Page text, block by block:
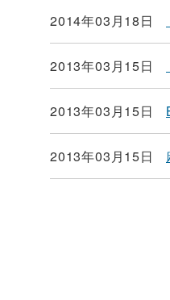
2014年03月18日
2013年03月15日
2013年03月15日
2013年03月15日